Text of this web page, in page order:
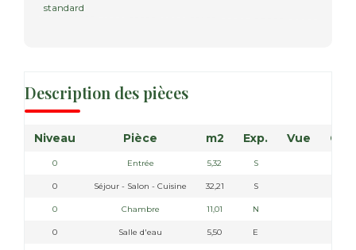
standard
Description des pièces
Niveau Pièce m2 Exp. Vue
0 Entrée 5,32 S
0 Séjour - Salon - Cuisine 32,21 S
0 Chambre 11,01 N
0 Salle d'eau 5,50 E